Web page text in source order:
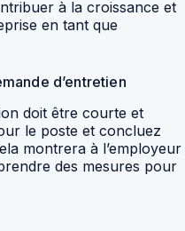
à la croissance et
en tant que
d’entretien
doit être courte et
le poste et concluez
montrera à l’employeur
des mesures pour